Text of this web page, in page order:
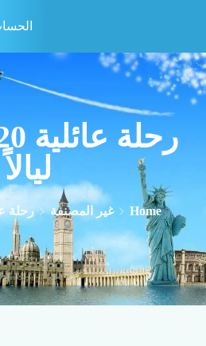
ليالاً
Home غير المصنفة رحلة عائلية